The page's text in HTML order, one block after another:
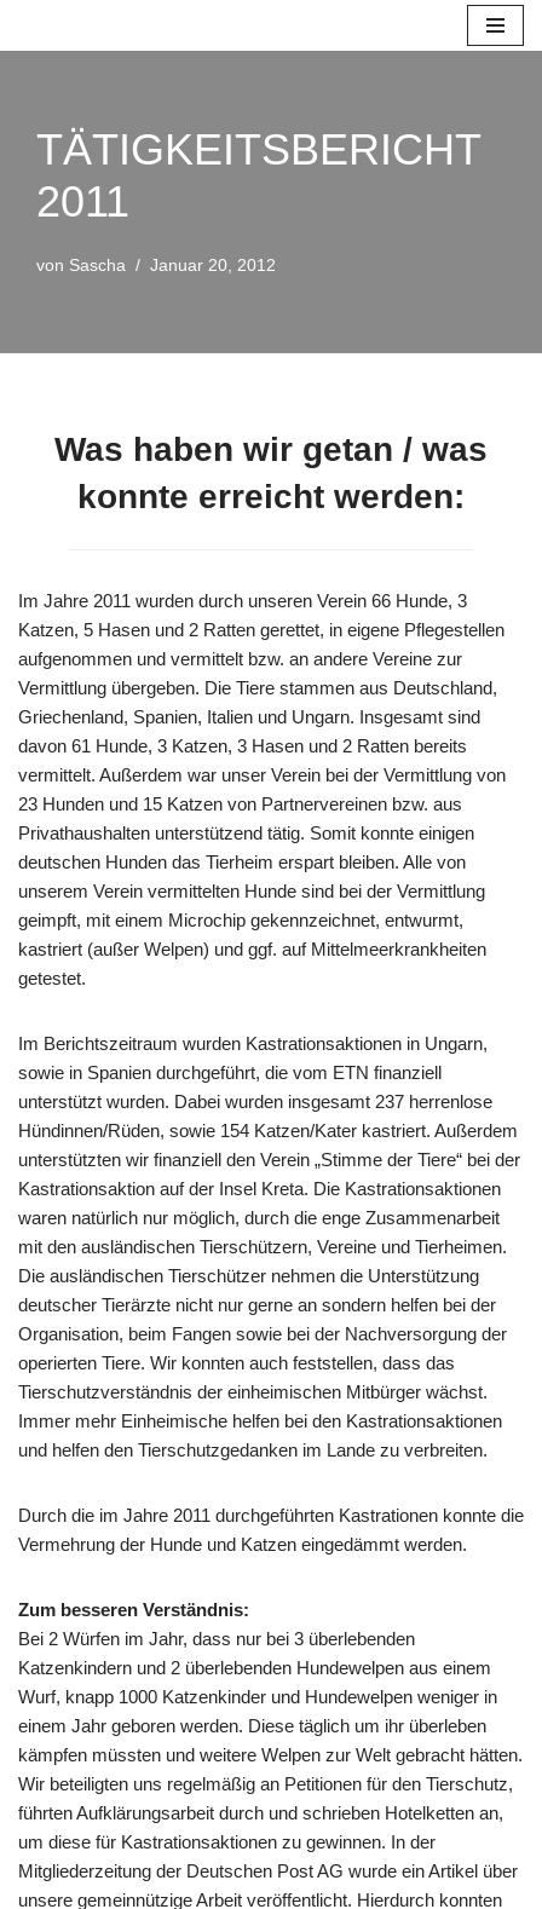
springen
TÄTIGKEITSBERICHT
2011
von Sascha Januar 20, 2012
Was haben wir getan / was
konnte erreicht werden:
Im Jahre 2011 wurden durch unseren Verein 66 Hunde, 3
Katzen, 5 Hasen und 2 Ratten gerettet, in eigene Pflegestellen
aufgenommen und vermittelt bzw. an andere Vereine zur
Vermittlung übergeben. Die Tiere stammen aus Deutschland,
Griechenland, Spanien, Italien und Ungarn. Insgesamt sind
davon 61 Hunde, 3 Katzen, 3 Hasen und 2 Ratten bereits
vermittelt. Außerdem war unser Verein bei der Vermittlung von
23 Hunden und 15 Katzen von Partnervereinen bzw. aus
Privathaushalten unterstützend tätig. Somit konnte einigen
deutschen Hunden das Tierheim erspart bleiben. Alle von
unserem Verein vermittelten Hunde sind bei der Vermittlung
geimpft, mit einem Microchip gekennzeichnet, entwurmt,
kastriert (außer Welpen) und ggf. auf Mittelmeerkrankheiten
getestet.
Im Berichtszeitraum wurden Kastrationsaktionen in Ungarn,
sowie in Spanien durchgeführt, die vom ETN finanziell
unterstützt wurden. Dabei wurden insgesamt 237 herrenlose
Hündinnen/Rüden, sowie 154 Katzen/Kater kastriert. Außerdem
unterstützten wir finanziell den Verein „Stimme der Tiere“ bei der
Kastrationsaktion auf der Insel Kreta. Die Kastrationsaktionen
waren natürlich nur möglich, durch die enge Zusammenarbeit
mit den ausländischen Tierschützern, Vereine und Tierheimen.
Die ausländischen Tierschützer nehmen die Unterstützung
deutscher Tierärzte nicht nur gerne an sondern helfen bei der
Organisation, beim Fangen sowie bei der Nachversorgung der
operierten Tiere. Wir konnten auch feststellen, dass das
Tierschutzverständnis der einheimischen Mitbürger wächst.
Immer mehr Einheimische helfen bei den Kastrationsaktionen
und helfen den Tierschutzgedanken im Lande zu verbreiten.
Durch die im Jahre 2011 durchgeführten Kastrationen konnte die
Vermehrung der Hunde und Katzen eingedämmt werden.
Zum besseren Verständnis:
Bei 2 Würfen im Jahr, dass nur bei 3 überlebenden
Katzenkindern und 2 überlebenden Hundewelpen aus einem
Wurf, knapp 1000 Katzenkinder und Hundewelpen weniger in
einem Jahr geboren werden. Diese täglich um ihr überleben
kämpfen müssten und weitere Welpen zur Welt gebracht hätten.
Wir beteiligten uns regelmäßig an Petitionen für den Tierschutz,
führten Aufklärungsarbeit durch und schrieben Hotelketten an,
um diese für Kastrationsaktionen zu gewinnen. In der
Mitgliederzeitung der Deutschen Post AG wurde ein Artikel über
unsere gemeinnützige Arbeit veröffentlicht. Hierdurch konnten